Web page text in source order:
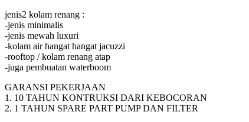
jenis2 kolam renang :
-jenis minimalis
-jenis mewah luxuri
-kolam air hangat hangat jacuzzi
-rooftop / kolam renang atap
-juga pembuatan waterboom
GARANSI PEKERJAAN
1. 10 TAHUN KONTRUKSI DARI KEBOCORAN
2. 1 TAHUN SPARE PART PUMP DAN FILTER